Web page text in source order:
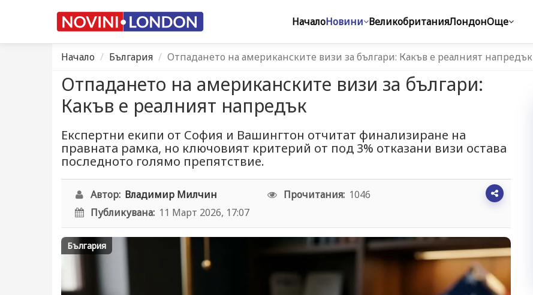
НачалоНовини ВеликобританияЛондонОще
Начало България Отпадането на американските визи за българи: Какъв е реалният напредък
Отпадането на американските визи за българи:
Какъв е реалният напредък
Експертни екипи от София и Вашингтон отчитат финализиране на
правната рамка, но ключовият критерий от под 3% отказани визи остава
последното голямо препятствие.
Автор: Владимир Милчин Прочитания: 1046
Публикувана: 11 Март 2026, 17:07
България